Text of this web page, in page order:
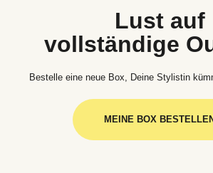
Lust auf
vollständige
Bestelle eine neue Box, Deine Stylistin
MEINE BOX BESTELLEN